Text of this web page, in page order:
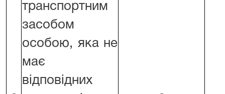
транспортним
засобом
особою, яка не
має
відповідних